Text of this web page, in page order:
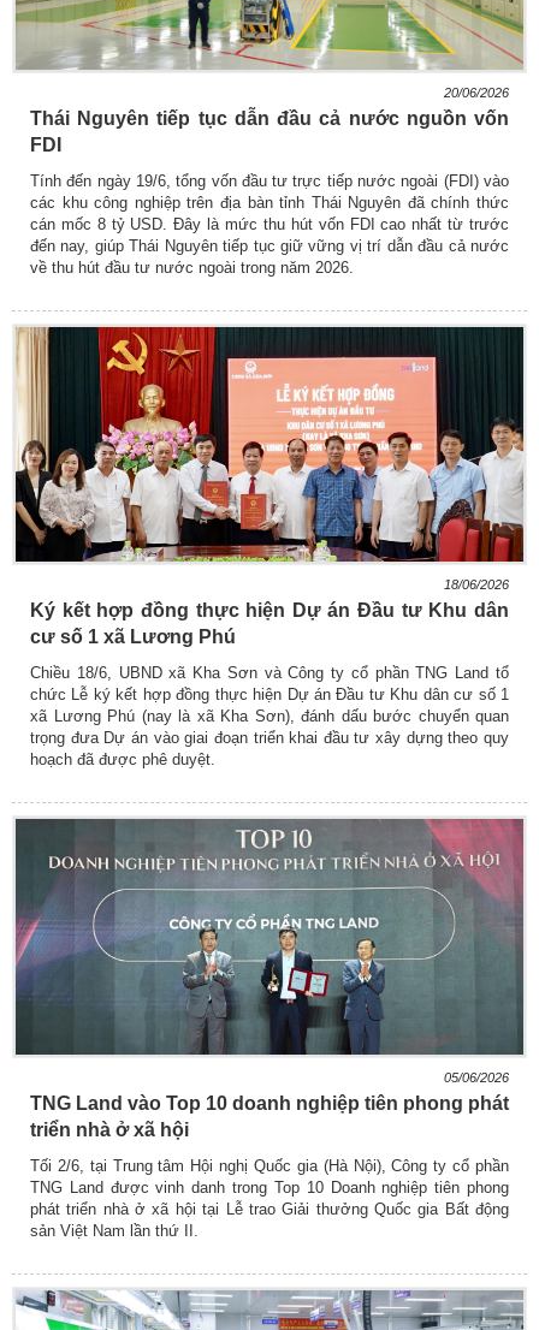
20/06/2026
Thái Nguyên tiếp tục dẫn đầu cả nước nguồn vốn
FDI
Tính đến ngày 19/6, tổng vốn đầu tư trực tiếp nước ngoài (FDI) vào
các khu công nghiệp trên địa bàn tỉnh Thái Nguyên đã chính thức
cán mốc 8 tỷ USD. Đây là mức thu hút vốn FDI cao nhất từ trước
đến nay, giúp Thái Nguyên tiếp tục giữ vững vị trí dẫn đầu cả nước
về thu hút đầu tư nước ngoài trong năm 2026.
18/06/2026
Ký kết hợp đồng thực hiện Dự án Đầu tư Khu dân
cư số 1 xã Lương Phú
Chiều 18/6, UBND xã Kha Sơn và Công ty cổ phần TNG Land tổ
chức Lễ ký kết hợp đồng thực hiện Dự án Đầu tư Khu dân cư số 1
xã Lương Phú (nay là xã Kha Sơn), đánh dấu bước chuyển quan
trọng đưa Dự án vào giai đoạn triển khai đầu tư xây dựng theo quy
hoạch đã được phê duyệt.
05/06/2026
TNG Land vào Top 10 doanh nghiệp tiên phong phát
triển nhà ở xã hội
Tối 2/6, tại Trung tâm Hội nghị Quốc gia (Hà Nội), Công ty cổ phần
TNG Land được vinh danh trong Top 10 Doanh nghiệp tiên phong
phát triển nhà ở xã hội tại Lễ trao Giải thưởng Quốc gia Bất động
sản Việt Nam lần thứ II.